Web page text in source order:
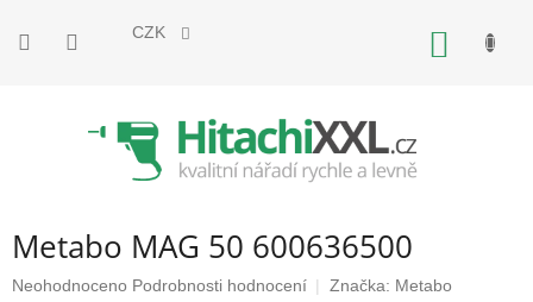
obsah
CZK
Metabo MAG 50 600636500
Průměrné
Neohodnoceno Podrobnosti hodnocení Značka: Metabo